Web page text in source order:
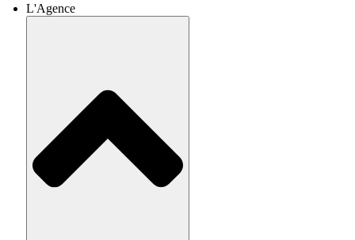
L'Agence